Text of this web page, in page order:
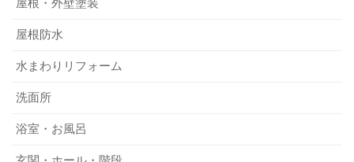
屋根・外壁塗装
屋根防水
水まわりリフォーム
洗面所
浴室・お風呂